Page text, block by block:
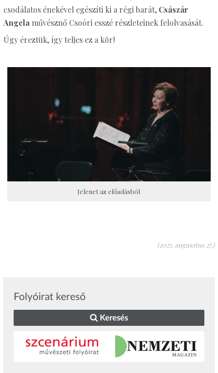
csodálatos énekével egészíti ki a régi barát, Császár
Angela művésznő Csoóri esszé részleteinek felolvasását.
Úgy éreztük, így teljes ez a kör!
Jelenet az előadásból
(2025. augusztus 27.)
Folyóirat kereső
Keresés